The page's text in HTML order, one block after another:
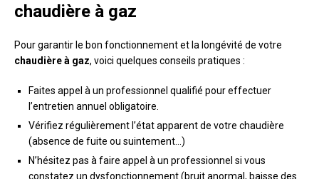
chaudière à gaz
Pour garantir le bon fonctionnement et la longévité de votre
chaudière à gaz, voici quelques conseils pratiques :
Faites appel à un professionnel qualifié pour effectuer
l’entretien annuel obligatoire.
Vérifiez régulièrement l’état apparent de votre chaudière
(absence de fuite ou suintement…)
N’hésitez pas à faire appel à un professionnel si vous
constatez un dysfonctionnement (bruit anormal, baisse des